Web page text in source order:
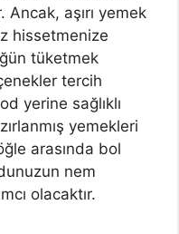
aşırı yemek
hissetmenize
tüketmek
tercih
yerine sağlıklı
yemekleri
arasında bol
nem
olacaktır.